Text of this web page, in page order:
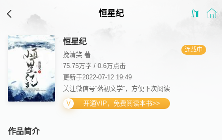
恒星纪
恒星纪
挽清笑 著
连载中
75.75万字 / 0.6万点击
更新于2022-07-12 19:49
关注微信号“落初文学”，方便下次阅读
开通VIP，免费阅读本书>>
作品简介